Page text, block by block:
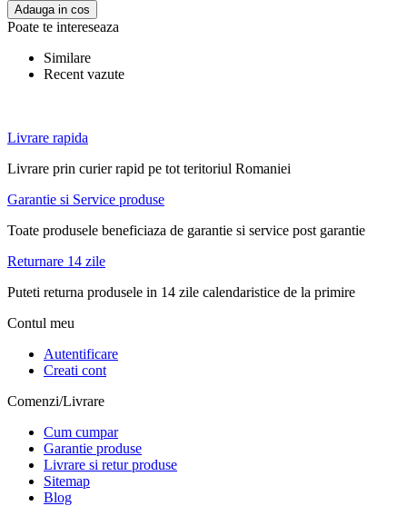
Adauga in cos
Poate te intereseaza
Similare
Recent vazute
Livrare rapida
Livrare prin curier rapid pe tot teritoriul Romaniei
Garantie si Service produse
Toate produsele beneficiaza de garantie si service post garantie
Returnare 14 zile
Puteti returna produsele in 14 zile calendaristice de la primire
Contul meu
Autentificare
Creati cont
Comenzi/Livrare
Cum cumpar
Garantie produse
Livrare si retur produse
Sitemap
Blog